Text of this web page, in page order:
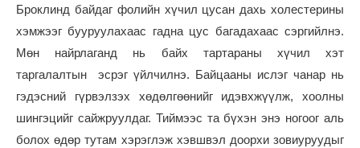
Броклинд байдаг фолийн хүчил цусан дахь холестерины
хэмжээг бууруулахаас гадна цус багадахаас сэргийлнэ.
Мөн найрлаганд нь байх тартараны хүчил хэт
таргалалтын эсрэг үйлчилнэ. Байцааны ислэг чанар нь
гэдэсний гүрвэлзэх хөдөлгөөнийг идэвхжүүлж, хоолны
шингэцийг сайжруулдаг. Тиймээс та бүхэн энэ ногоог аль
болох өдөр тутам хэрэглэж хэвшвэл доорхи зовиуруудыг